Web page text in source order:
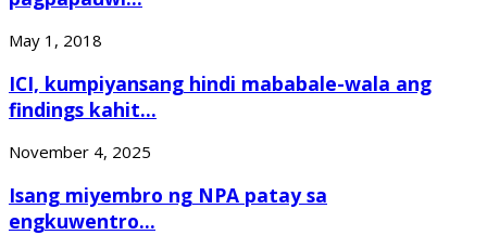
May 1, 2018
ICI, kumpiyansang hindi mababale-wala ang
findings kahit...
November 4, 2025
Isang miyembro ng NPA patay sa
engkuwentro...